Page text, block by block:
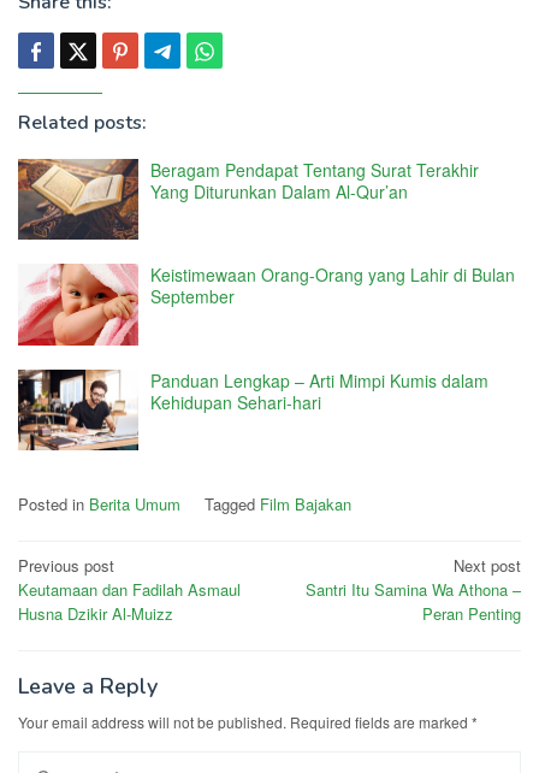
Related posts:
Beragam Pendapat Tentang Surat Terakhir
Yang Diturunkan Dalam Al-Qur’an
Keistimewaan Orang-Orang yang Lahir di Bulan
September
Panduan Lengkap – Arti Mimpi Kumis dalam
Kehidupan Sehari-hari
Posted in Berita Umum Tagged Film Bajakan
Post
navigation
Previous post
Keutamaan dan Fadilah Asmaul
Husna Dzikir Al-Muizz
Next post
Santri Itu Samina Wa Athona –
Peran Penting
Leave a Reply
Your email address will not be published. Required fields are marked *